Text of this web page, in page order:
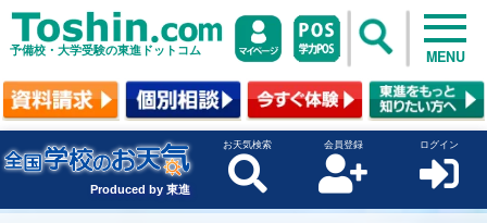
予備校・大学受験の東進ドットコム MENU
Produced by 東進
お天気検索 会員登録 ログイン